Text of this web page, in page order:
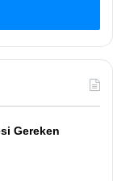
Gereken